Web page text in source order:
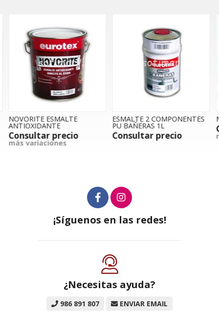
NOVORITE ESMALTE
ANTIOXIDANTE
Consultar precio
más variaciones
ESMALTE 2 COMPONENTES
PU BAÑERAS 1L
Consultar precio
¡Síguenos en las redes!
¿Necesitas ayuda?
986 891 807 ENVIAR EMAIL